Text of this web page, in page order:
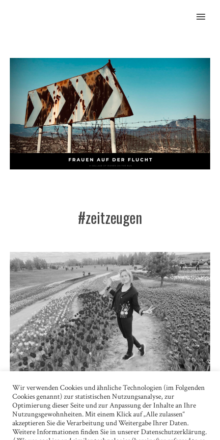
MENU
#zeitzeugen
EINES TAGES WERDEN UNSERE KINDER IN IHRE HEIMAT
ZURÜCKKEHREN UND DIE UKRAINE WIEDER AUFBAUEN.
Ukraine
Wir verwenden Cookies und ähnliche Technologien (im Folgenden
Cookies genannt) zur statistischen Nutzungsanalyse, zur
Optimierung dieser Seite und zur Anpassung der Inhalte an Ihre
Nutzungsgewohnheiten. Mit einem Klick auf „Alle zulassen“
akzeptieren Sie die Verarbeitung und Weitergabe Ihrer Daten.
Weitere Informationen finden Sie in unserer Datenschutzerklärung.